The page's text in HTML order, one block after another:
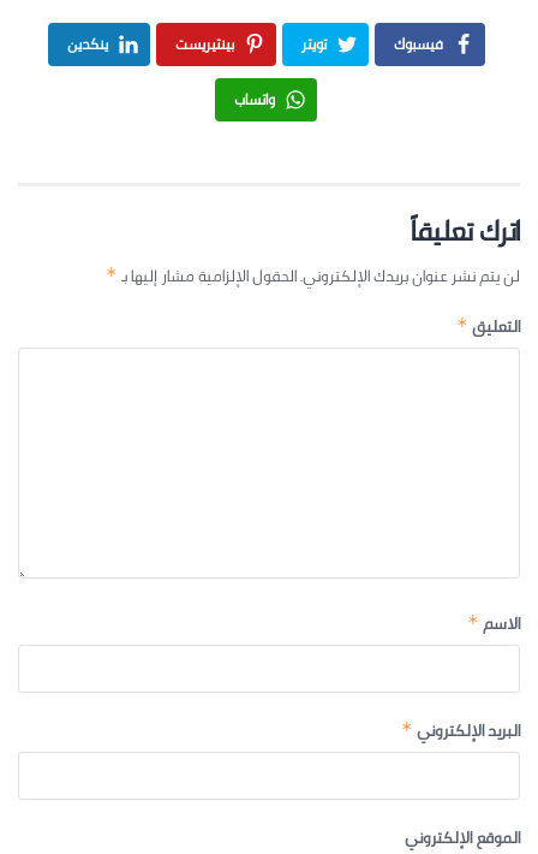
فيسبوك تويتر بينتيريست
ينكدين
واتساب
اترك تعليقاً
لن يتم نشر عنوان بريدك الإلكتروني.الحقول الإلزامية مشار إليها بـ *
التعليق *
الاسم *
البريد الإلكتروني *
الموقع الإلكتروني